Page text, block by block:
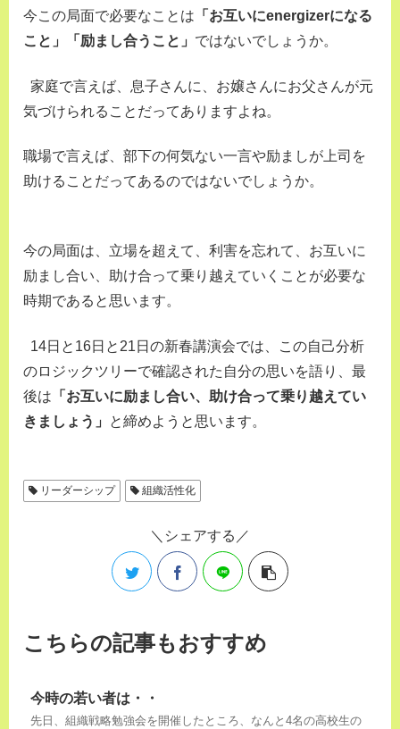
今この局面で必要なことは 「お互いにenergizerになる
こと」「励まし合うこと」 ではないでしょうか。
家庭で言えば、息子さんに、お嬢さんにお父さんが元
気づけられることだってありますよね。
職場で言えば、部下の何気ない一言や励ましが上司を
助けることだってあるのではないでしょうか。
今の局面は、立場を超えて、利害を忘れて、お互いに
励まし合い、助け合って乗り越えていくことが必要な
時期であると思います。
14日と16日と21日の新春講演会では、この自己分析
のロジックツリーで確認された自分の思いを語り、最
後は 「お互いに励まし合い、助け合って乗り越えてい
きましょう」
と締めようと思います。
リーダーシップ 組織活性化
シェアする
こちらの記事もおすすめ
今時の若い者は・・
先日、組織戦略勉強会を開催したところ、なんと4名の高校生の